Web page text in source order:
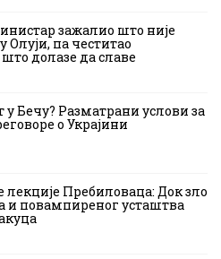
зажалио што није
Олуји, па честитао
долазе да славе
у Бечу? Разматрани услови за
о Украјини
лекције Пребиловаца: Док зло
и повампиреног усташтва